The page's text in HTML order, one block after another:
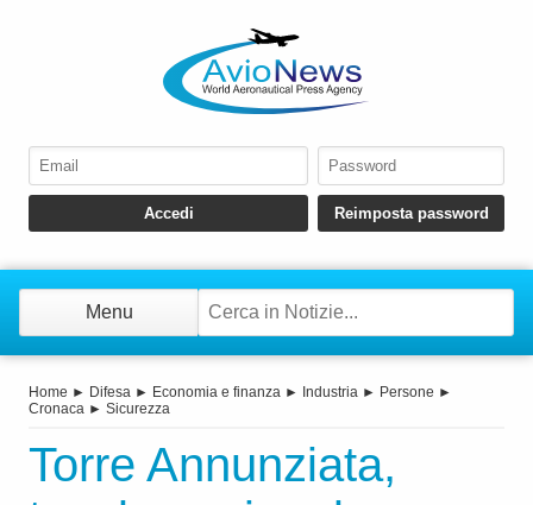
Menu
Home ► Difesa ► Economia e finanza ► Industria ► Persone ►
Cronaca ► Sicurezza
Torre Annunziata,